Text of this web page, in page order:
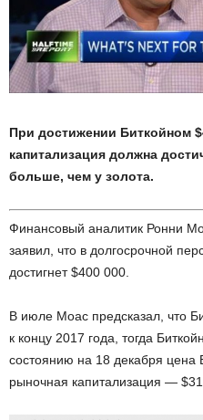
При достижении Биткойном
капитализация должна
больше, чем у золота.
Финансовый аналитик Ронни
заявил, что в долгосрочной
достигнет $400 000.
В июле Моас предсказал, что
к концу 2017 года, тогда
состоянию на 18 декабря цена
рыночная капитализация —